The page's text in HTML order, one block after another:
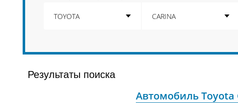
Результаты поиска
Автомобиль Toyota